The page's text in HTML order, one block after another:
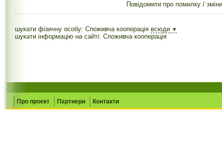
Повідомити про помилку / зміни
шукати фізичну особу: Споживча кооперація всюди ▼
шукати інформацію на сайті: Споживча кооперація
Про проект Партнери Контакти